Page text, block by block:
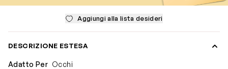
Aggiungi alla lista desideri
DESCRIZIONE ESTESA
Adatto Per Occhi